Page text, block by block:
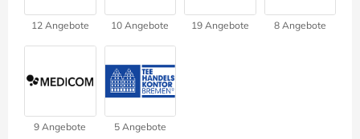
12 Angebote 10 Angebote 19 Angebote 8 Angebote
9 Angebote 5 Angebote